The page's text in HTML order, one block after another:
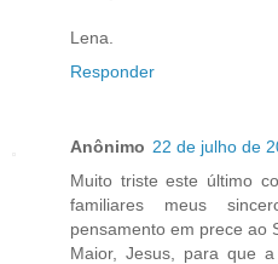
Lena.
Responder
Anônimo 22 de julho de
Muito triste este último
familiares meus
pensamento em prece ao
Maior, Jesus, para que